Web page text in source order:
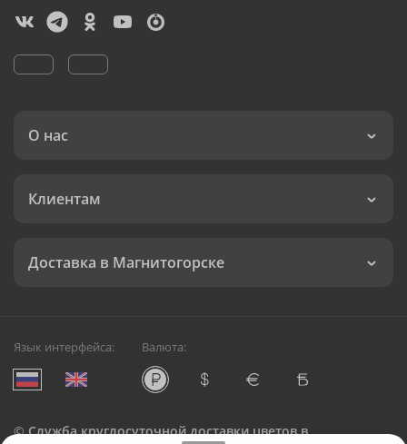
О нас
Клиентам
Доставка в Магнитогорске
Язык интерфейса: Валюта:
©Служба круглосуточной доставки цветов в